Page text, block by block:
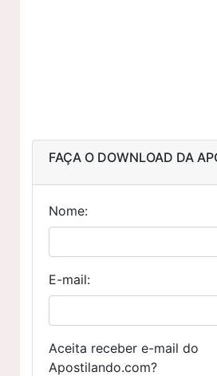
FAÇA O DOWNLOAD DA
Nome:
E-mail:
Aceita receber e-mail do
Apostilando.com?